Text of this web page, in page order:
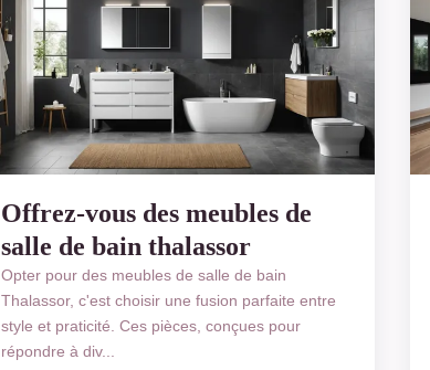
Offrez-vous des meubles de
salle de bain thalassor
Opter pour des meubles de salle de bain
Thalassor, c'est choisir une fusion parfaite entre
style et praticité. Ces pièces, conçues pour
répondre à div...